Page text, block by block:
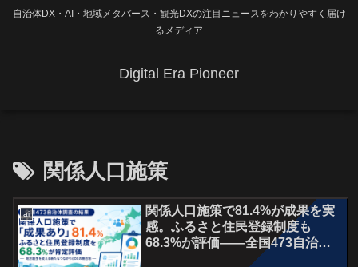
自治体DX・AI・地域メタバース・観光DXの注目ニュースをわかりやすく届け
るメディア
Digital Era Pioneer
関係人口施策
ai
関係人口施策で81.4%が成果を実
感。ふるさと住民登録制度も
68.3%が評価――全国473自治体
調査から見える地方創生の現在地